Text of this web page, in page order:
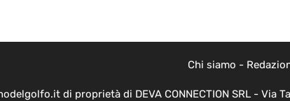
Chi siamo -
di proprietà di DEVA CONNECTION SRL - Via